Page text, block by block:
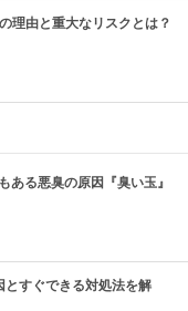
理由と重大なリスクとは？
ある悪臭の原因『臭い玉』
とすぐできる対処法を解